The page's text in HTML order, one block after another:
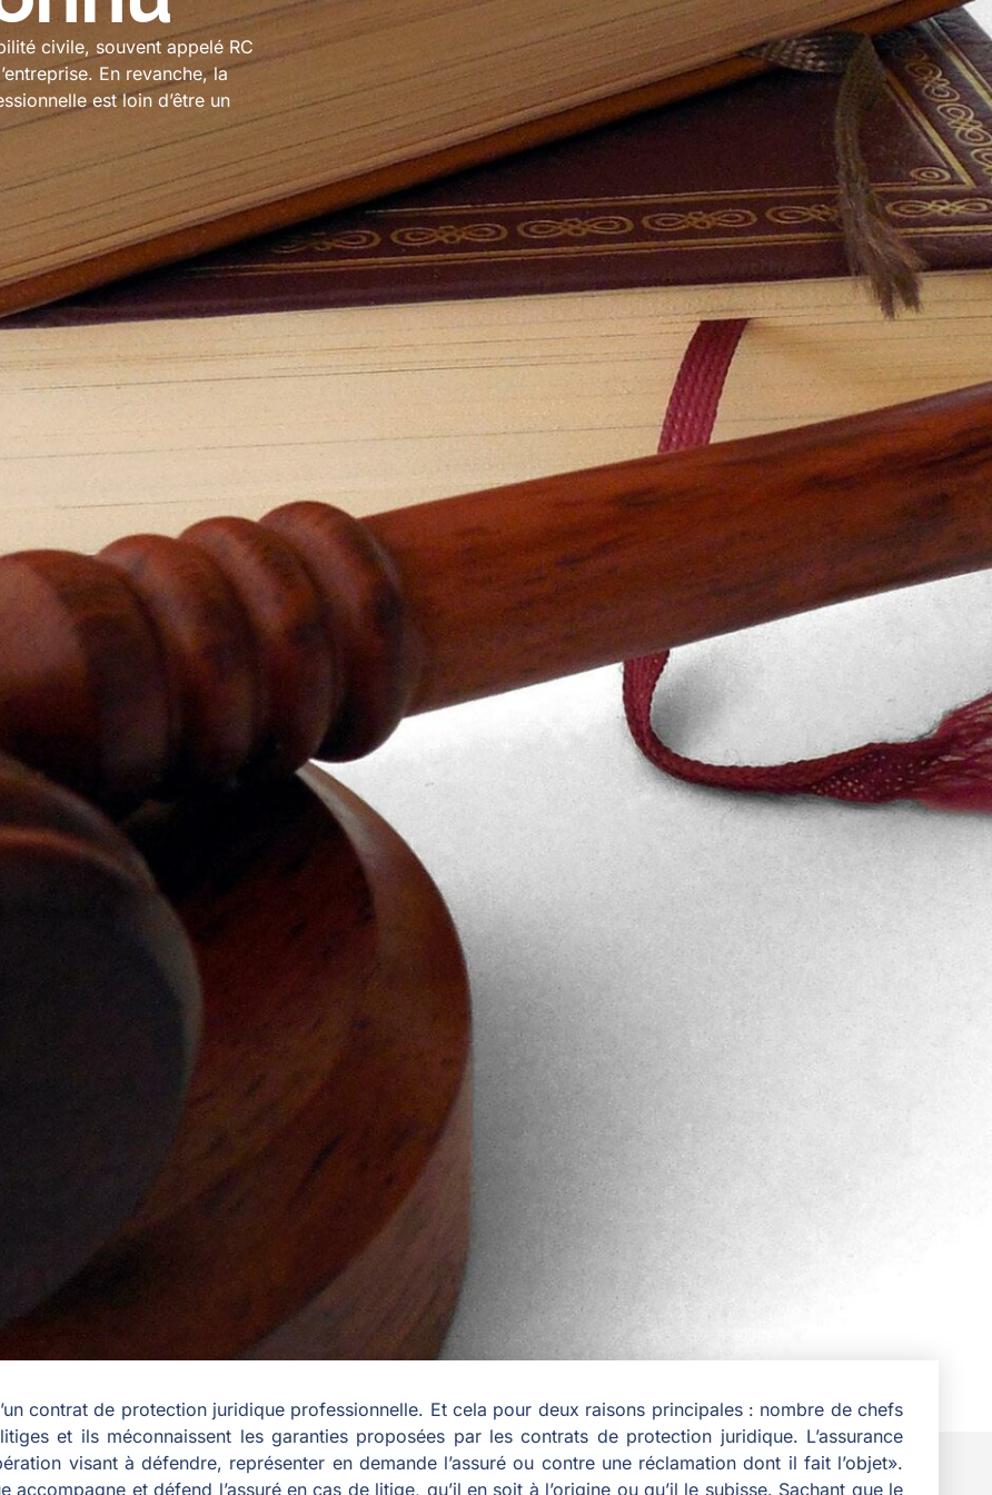
civile, souvent appelé RC
En revanche, la
est loin d’être un
contrat de protection juridique professionnelle. Et cela pour deux raisons principales : nombre de chefs
et ils méconnaissent les garanties proposées par les contrats de protection juridique. L’assurance
visant à défendre, représenter en demande l’assuré ou contre une réclamation dont il fait l’objet».
accompagne et défend l’assuré en cas de litige, qu’il en soit à l’origine ou qu’il le subisse. Sachant que le